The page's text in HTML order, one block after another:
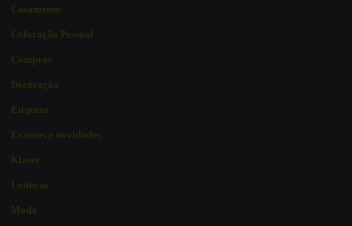
Casamento
Coloração Pessoal
Compras
Decoração
Etiqueta
Eventos e novidades
Kloset
Leituras
Moda